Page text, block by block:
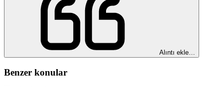
Alıntı ekle…
Benzer konular